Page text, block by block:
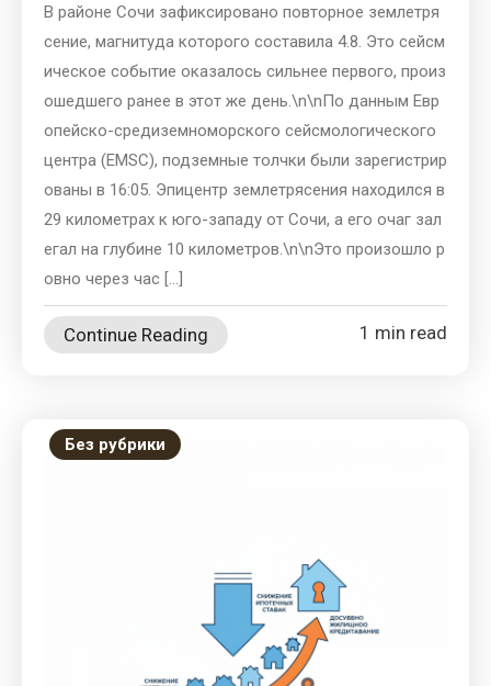
В районе Сочи зафиксировано повторное землетря
сение, магнитуда которого составила 4.8. Это сейсм
ическое событие оказалось сильнее первого, произ
ошедшего ранее в этот же день.\n\nПо данным Евр
опейско-средиземноморского сейсмологического
центра (EMSC), подземные толчки были зарегистрир
ованы в 16:05. Эпицентр землетрясения находился в
29 километрах к юго-западу от Сочи, а его очаг зал
егал на глубине 10 километров.\n\nЭто произошло р
овно через час […]
Continue Reading 1 min read
Без рубрики